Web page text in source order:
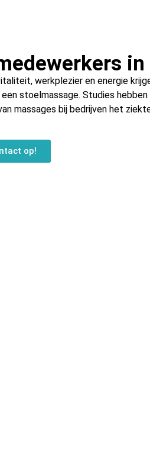
in
werkplezier en energie
stoelmassage. Studies
massages bij bedrijven het
op!